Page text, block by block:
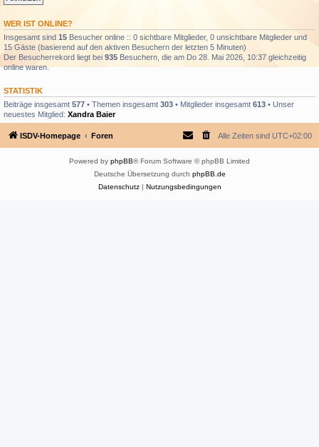
WER IST ONLINE?
Insgesamt sind 15 Besucher online :: 0 sichtbare Mitglieder, 0 unsichtbare Mitglieder und
15 Gäste (basierend auf den aktiven Besuchern der letzten 5 Minuten)
Der Besucherrekord liegt bei 935 Besuchern, die am Do 28. Mai 2026, 10:37 gleichzeitig
online waren.
STATISTIK
Beiträge insgesamt 577 • Themen insgesamt 303 • Mitglieder insgesamt 613 • Unser
neuestes Mitglied: Xandra Baier
ISDV-Homepage Foren Alle Zeiten sind UTC+02:00
Powered by phpBB® Forum Software © phpBB Limited
Deutsche Übersetzung durch phpBB.de
Datenschutz| Nutzungsbedingungen